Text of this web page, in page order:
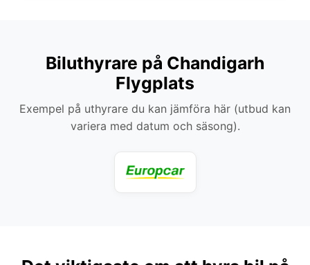
Biluthyrare på Chandigarh
Flygplats
Exempel på uthyrare du kan jämföra här (utbud kan
variera med datum och säsong).